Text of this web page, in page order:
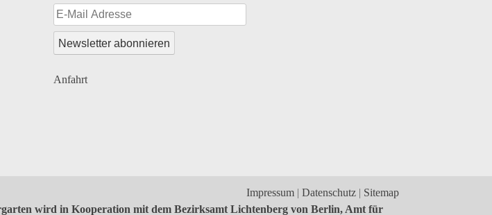
Anfahrt
Impressum Datenschutz Sitemap
wird in Kooperation mit dem Bezirksamt Lichtenberg von Berlin, Amt für